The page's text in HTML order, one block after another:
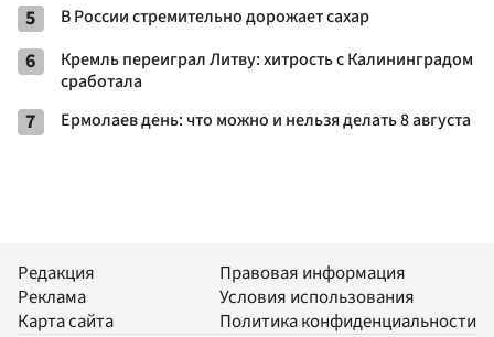
5 В России стремительно дорожает сахар
6
Кремль переиграл Литву: хитрость с Калининградом
сработала
7 Ермолаев день: что можно и нельзя делать 8 августа
Редакция
Реклама
Карта сайта
Правовая информация
Условия использования
Политика конфиденциальности